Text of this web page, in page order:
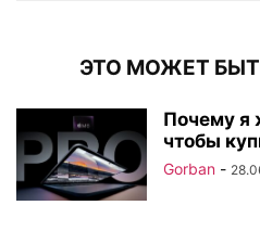
ЭТО МОЖЕТ
Почему я
чтобы
Gorban -